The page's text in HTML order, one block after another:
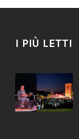
I PIÙ LETTI